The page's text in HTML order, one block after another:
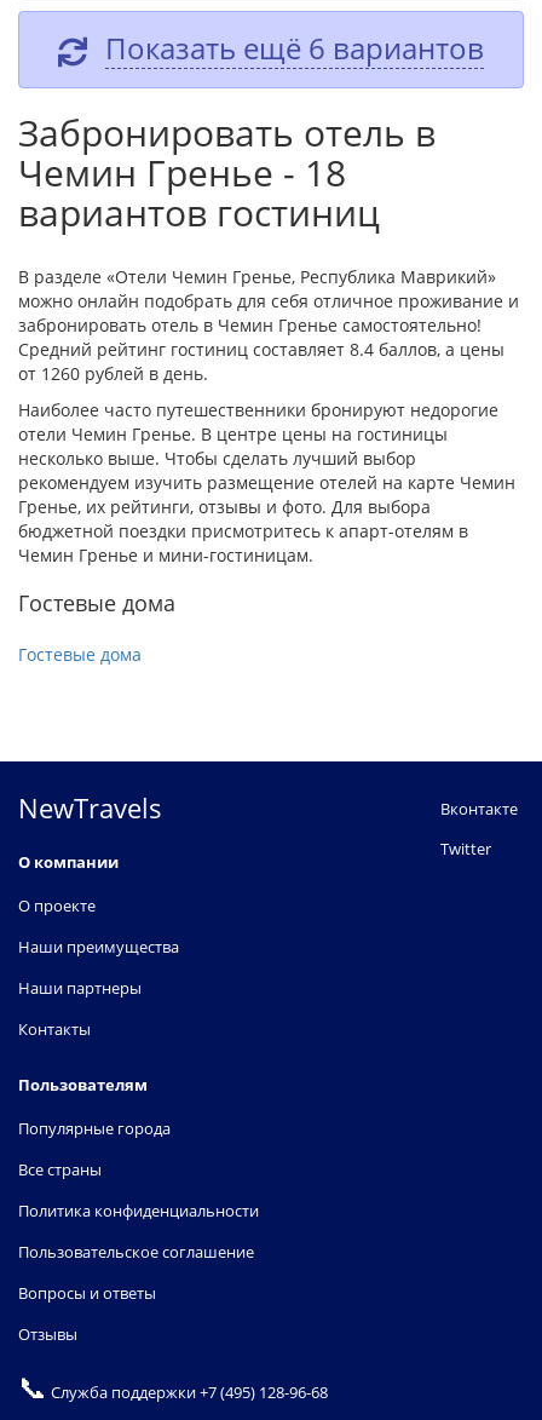
Показать ещё 6 вариантов
Забронировать отель в
Чемин Гренье - 18
вариантов гостиниц
В разделе «Отели Чемин Гренье, Республика Маврикий»
можно онлайн подобрать для себя отличное проживание и
забронировать отель в Чемин Гренье самостоятельно!
Средний рейтинг гостиниц составляет 8.4 баллов, а цены
от 1260 рублей в день.
Наиболее часто путешественники бронируют недорогие
отели Чемин Гренье. В центре цены на гостиницы
несколько выше. Чтобы сделать лучший выбор
рекомендуем изучить размещение отелей на карте Чемин
Гренье, их рейтинги, отзывы и фото. Для выбора
бюджетной поездки присмотритесь к апарт-отелям в
Чемин Гренье и мини-гостиницам.
Гостевые дома
Гостевые дома
NewTravels
О компании
О проекте
Наши преимущества
Наши партнеры
Контакты
Пользователям
Популярные города
Все страны
Политика конфиденциальности
Пользовательское соглашение
Вопросы и ответы
Отзывы
Вконтакте
Twitter
📞 Служба поддержки+7 (495) 128-96-68